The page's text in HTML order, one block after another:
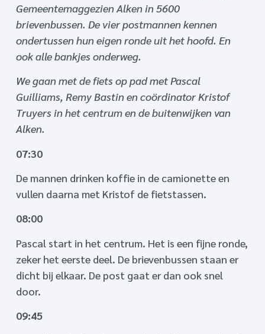
Gemeentemaggezien Alken in 5600
brievenbussen. De vier postmannen kennen
ondertussen hun eigen ronde uit het hoofd. En
ook alle bankjes onderweg.
We gaan met de fiets op pad met Pascal
Guilliams, Remy Bastin en coördinator Kristof
Truyers in het centrum en de buitenwijken van
Alken.
07:30
De mannen drinken koffie in de camionette en
vullen daarna met Kristof de fietstassen.
08:00
Pascal start in het centrum. Het is een fijne ronde,
zeker het eerste deel. De brievenbussen staan er
dicht bij elkaar. De post gaat er dan ook snel
door.
09:45